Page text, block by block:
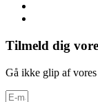
Tilmeld dig
Gå ikke glip af